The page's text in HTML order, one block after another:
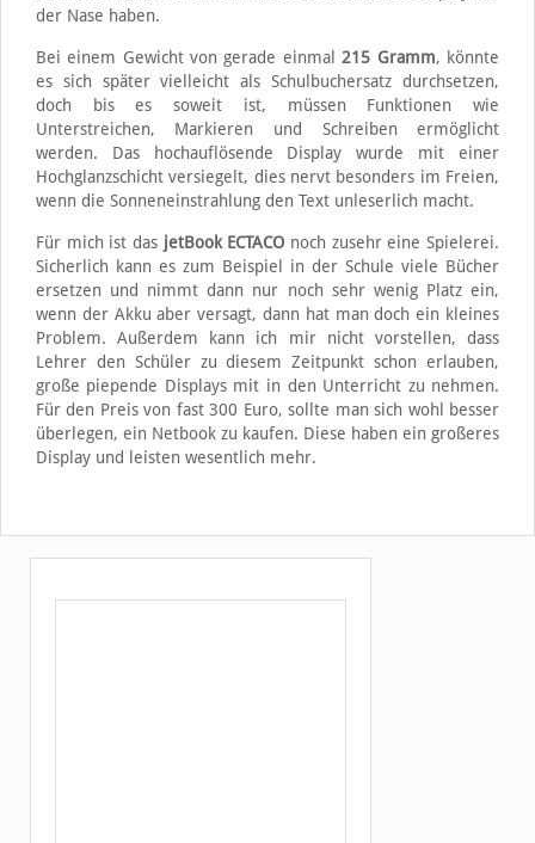
der Nase haben.
Bei einem Gewicht von gerade einmal215 Gramm, könnte
es sich später vielleicht als Schulbuchersatz durchsetzen,
doch bis es soweit ist, müssen Funktionen wie
Unterstreichen, Markieren und Schreiben ermöglicht
werden. Das hochauflösende Display wurde mit einer
Hochglanzschicht versiegelt, dies nervt besonders im Freien,
wenn die Sonneneinstrahlung den Text unleserlich macht.
Für mich ist das jetBook ECTACO noch zusehr eine Spielerei.
Sicherlich kann es zum Beispiel in der Schule viele Bücher
ersetzen und nimmt dann nur noch sehr wenig Platz ein,
wenn der Akku aber versagt, dann hat man doch ein kleines
Problem. Außerdem kann ich mir nicht vorstellen, dass
Lehrer den Schüler zu diesem Zeitpunkt schon erlauben,
große piepende Displays mit in den Unterricht zu nehmen.
Für den Preis von fast 300 Euro, sollte man sich wohl besser
überlegen, ein Netbook zu kaufen. Diese haben ein großeres
Display und leisten wesentlich mehr.